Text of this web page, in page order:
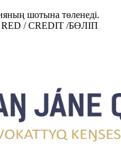
шотына төленеді.
RED / CREDIT /БӨЛІП